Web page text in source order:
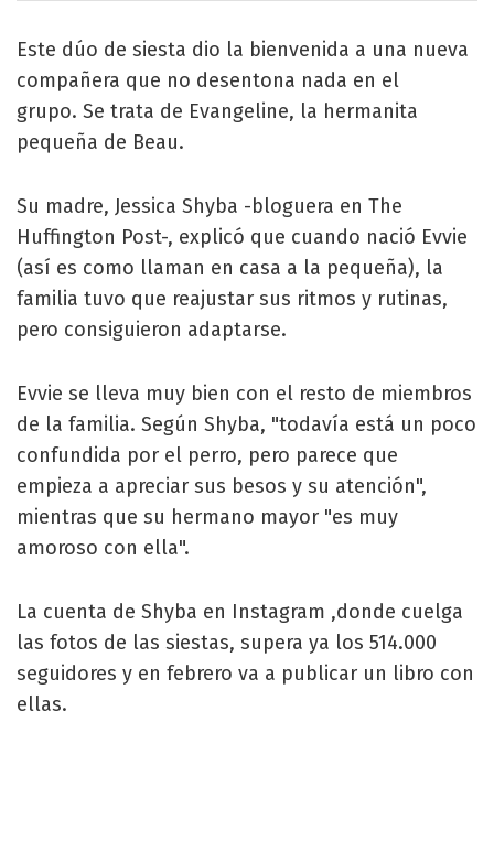
Este dúo de siesta dio la bienvenida a una nueva
compañera que no desentona nada en el
grupo. Se trata de Evangeline, la hermanita
pequeña de Beau.
Su madre, Jessica Shyba -bloguera en The
Huffington Post-, explicó que cuando nació Evvie
(así es como llaman en casa a la pequeña), la
familia tuvo que reajustar sus ritmos y rutinas,
pero consiguieron adaptarse.
Evvie se lleva muy bien con el resto de miembros
de la familia. Según Shyba, "todavía está un poco
confundida por el perro, pero parece que
empieza a apreciar sus besos y su atención",
mientras que su hermano mayor "es muy
amoroso con ella".
La cuenta de Shyba en Instagram ,donde cuelga
las fotos de las siestas, supera ya los 514.000
seguidores y en febrero va a publicar un libro con
ellas.